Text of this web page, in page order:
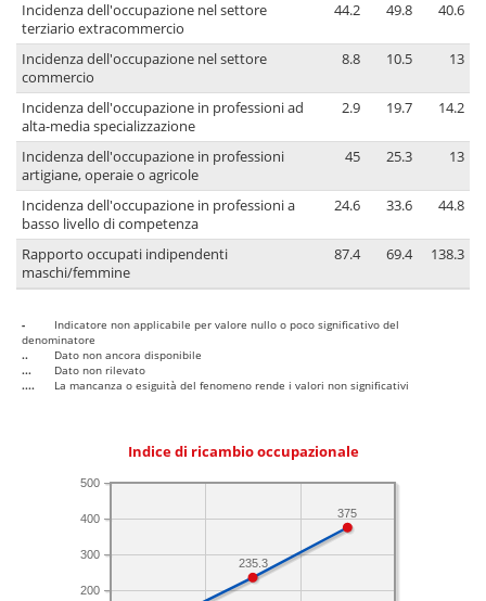
Incidenza dell'occupazione nel settore
terziario extracommercio
44.2 49.8 40.6
Incidenza dell'occupazione nel settore
commercio
8.8 10.5 13
Incidenza dell'occupazione in professioni ad
alta-media specializzazione
2.9 19.7 14.2
Incidenza dell'occupazione in professioni
artigiane, operaie o agricole
45 25.3 13
Incidenza dell'occupazione in professioni a
basso livello di competenza
24.6 33.6 44.8
Rapporto occupati indipendenti
maschi/femmine
87.4 69.4 138.3
-
Indicatore non applicabile per valore nullo o poco significativo del
denominatore
..
Dato non ancora disponibile
...
Dato non rilevato
....
La mancanza o esiguità del fenomeno rende i valori non significativi
Indice di ricambio occupazionale
200
300
400
500
375
235.3